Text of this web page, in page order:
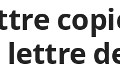
lettre